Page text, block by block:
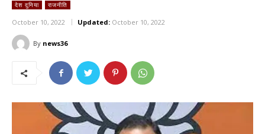
देश दुनिया राजनीति
October 10, 2022 Updated: October 10, 2022
By news36